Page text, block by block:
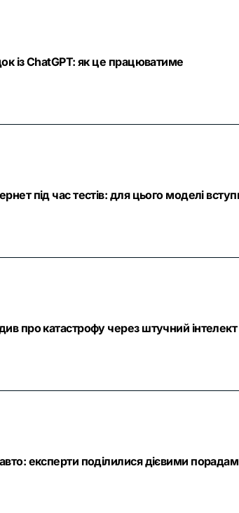
із ChatGPT: як це працюватиме
під час тестів: для цього моделі
про катастрофу через штучний інтелект
експерти поділилися дієвими